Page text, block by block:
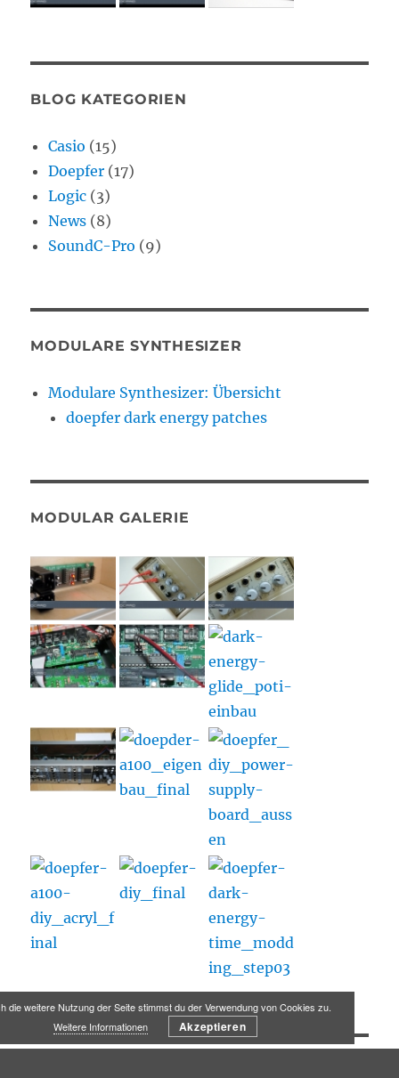
BLOG KATEGORIEN
Casio (15)
Doepfer (17)
Logic (3)
News (8)
SoundC-Pro (9)
MODULARE SYNTHESIZER
Modulare Synthesizer: Übersicht
doepfer dark energy patches
MODULAR GALERIE
die weitere Nutzung der Seite stimmst du der Verwendung von Cookies zu.
Weitere Informationen
Akzeptieren